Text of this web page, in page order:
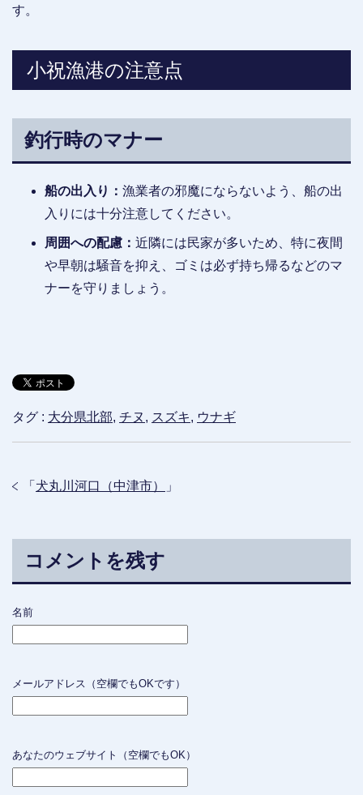
す。
小祝漁港の注意点
釣行時のマナー
船の出入り： 漁業者の邪魔にならないよう、船の出
入りには十分注意してください。
周囲への配慮： 近隣には民家が多いため、特に夜間
や早朝は騒音を抑え、ゴミは必ず持ち帰るなどのマ
ナーを守りましょう。
タグ : 大分県北部, チヌ , スズキ, ウナギ
「 犬丸川河口（中津市） 」
コメントを残す
名前
メールアドレス（空欄でもOKです）
あなたのウェブサイト（空欄でもOK）